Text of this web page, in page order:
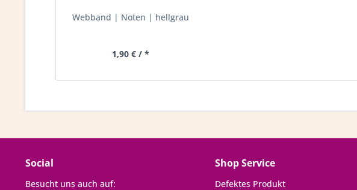
Webband | Noten | hellgrau
1,90 € / *
Social
Besucht uns auch auf:
Shop Service
Defektes Produkt